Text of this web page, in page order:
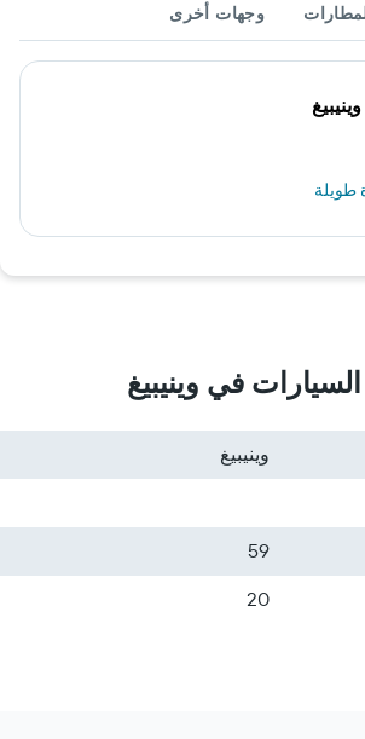
وجهات أخرى
طويلة
في وينيبيغ
وينيبيغ
59
20